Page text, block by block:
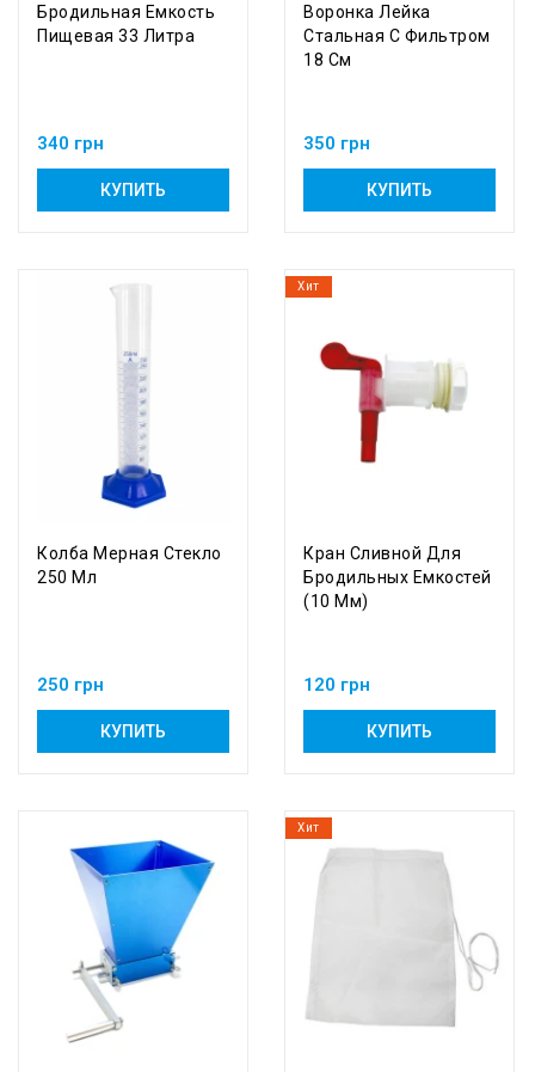
Бродильная Емкость
Пищевая 33 Литра
340 грн
КУПИТЬ
Воронка Лейка
Стальная С Фильтром
18 См
350 грн
КУПИТЬ
Колба Мерная Стекло
250 Мл
250 грн
КУПИТЬ
Хит
Кран Сливной Для
Бродильных Емкостей
(10 Мм)
120 грн
КУПИТЬ
Хит